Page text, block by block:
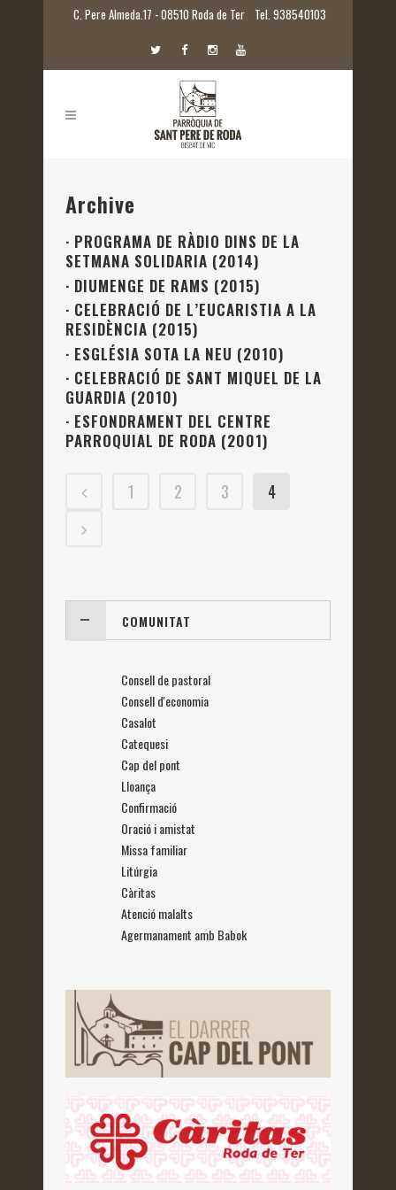
C. Pere Almeda.17 - 08510 Roda de Ter Tel. 938540103
Archive
· PROGRAMA DE RÀDIO DINS DE LA
SETMANA SOLIDARIA (2014)
· DIUMENGE DE RAMS (2015)
· CELEBRACIÓ DE L’EUCARISTIA A LA
RESIDÈNCIA (2015)
· ESGLÉSIA SOTA LA NEU (2010)
· CELEBRACIÓ DE SANT MIQUEL DE LA
GUARDIA (2010)
· ESFONDRAMENT DEL CENTRE
PARROQUIAL DE RODA (2001)
1 2 3 4
COMUNITAT
Consell de pastoral
Consell d'economia
Casalot
Catequesi
Cap del pont
Lloança
Confirmació
Oració i amistat
Missa familiar
Litúrgia
Càritas
Atenció malalts
Agermanament amb Babok